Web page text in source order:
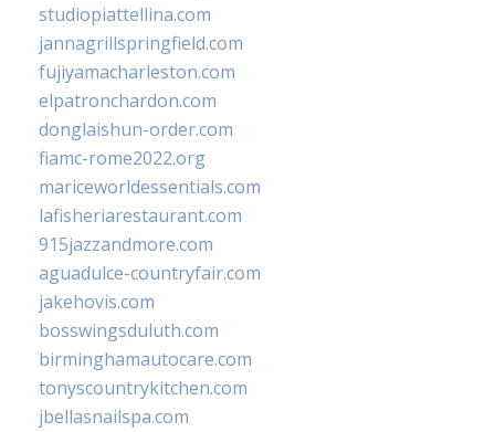
studiopiattellina.com
jannagrillspringfield.com
fujiyamacharleston.com
elpatronchardon.com
donglaishun-order.com
fiamc-rome2022.org
mariceworldessentials.com
lafisheriarestaurant.com
915jazzandmore.com
aguadulce-countryfair.com
jakehovis.com
bosswingsduluth.com
birminghamautocare.com
tonyscountrykitchen.com
jbellasnailspa.com